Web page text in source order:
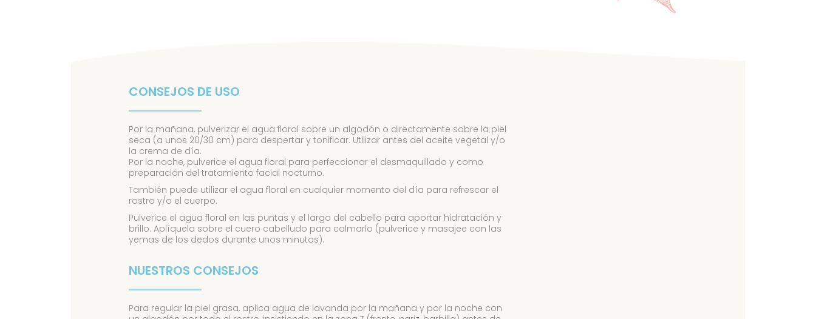
CONSEJOS DE USO
Por la mañana, pulverizar el agua floral sobre un algodón o directamente sobre la piel
seca (a unos 20/30 cm) para despertar y tonificar. Utilizar antes del aceite vegetal y/o
la crema de día.
Por la noche, pulverice el agua floral para perfeccionar el desmaquillado y como
preparación del tratamiento facial nocturno.
También puede utilizar el agua floral en cualquier momento del día para refrescar el
rostro y/o el cuerpo.
Pulverice el agua floral en las puntas y el largo del cabello para aportar hidratación y
brillo. Aplíquela sobre el cuero cabelludo para calmarlo (pulverice y masajee con las
yemas de los dedos durante unos minutos).
NUESTROS CONSEJOS
Para regular la piel grasa, aplica agua de lavanda por la mañana y por la noche con